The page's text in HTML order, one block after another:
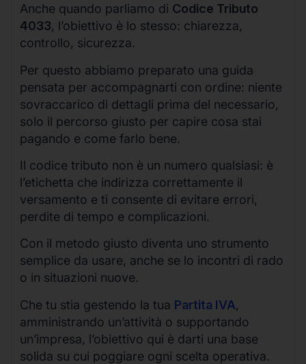
Anche quando parliamo di Codice Tributo
4033, l’obiettivo è lo stesso: chiarezza,
controllo, sicurezza.
Per questo abbiamo preparato una guida
pensata per accompagnarti con ordine: niente
sovraccarico di dettagli prima del necessario,
solo il percorso giusto per capire cosa stai
pagando e come farlo bene.
Il codice tributo non è un numero qualsiasi: è
l’etichetta che indirizza correttamente il
versamento e ti consente di evitare errori,
perdite di tempo e complicazioni.
Con il metodo giusto diventa uno strumento
semplice da usare, anche se lo incontri di rado
o in situazioni nuove.
Che tu stia gestendo la tua Partita IVA,
amministrando un’attività o supportando
un’impresa, l’obiettivo qui è darti una base
solida su cui poggiare ogni scelta operativa.